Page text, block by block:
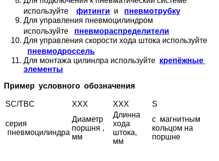
используйте фитинги и пневмотрубку
Для управления пневмоцилиндром
используйте пневмораспределители
Для управления скорости хода штока используйте
пневмодроссель
Для монтажа цилинлра используйте крепёжные
элементы
Пример условного обозначения
SC/TBC XXX XXX S
серия
пневмоцилиндра
Диаметр
поршня ,
мм
Длинна
хода
штока,
мм
с магнитным
кольцом на
поршне